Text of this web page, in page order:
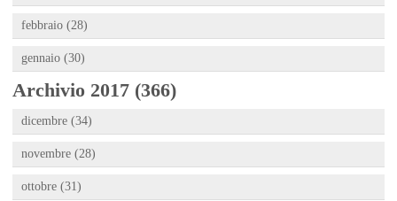
febbraio (28)
gennaio (30)
Archivio 2017 (366)
dicembre (34)
novembre (28)
ottobre (31)